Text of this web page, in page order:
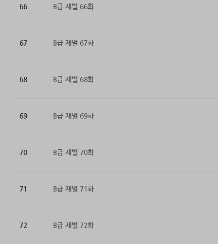
66 B급 재벌 66화
67 B급 재벌 67화
68 B급 재벌 68화
69 B급 재벌 69화
70 B급 재벌 70화
71 B급 재벌 71화
72 B급 재벌 72화